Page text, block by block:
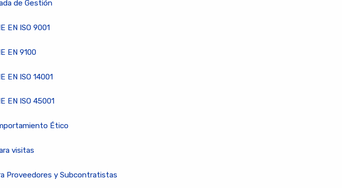
de Gestión
EN ISO 9001
EN 9100
EN ISO 14001
EN ISO 45001
Ético
visitas
Proveedores y Subcontratistas